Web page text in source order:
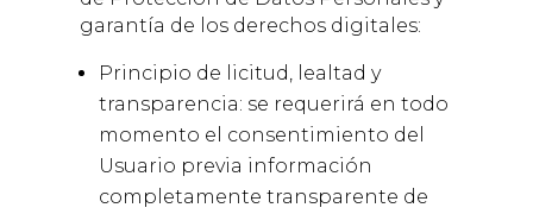
garantía de los derechos digitales:
Principio de licitud, lealtad y
transparencia: se requerirá en todo
momento el consentimiento del
Usuario previa información
completamente transparente de